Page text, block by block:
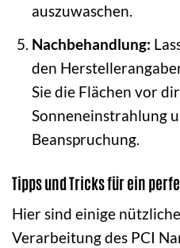
auszuwaschen.
Nachbehandlung:
den
Sie die Flächen vor
Sonneneinstrahlung
Beanspruchung.
Tipps und Tricks für ein
Hier sind einige
Verarbeitung des PCI